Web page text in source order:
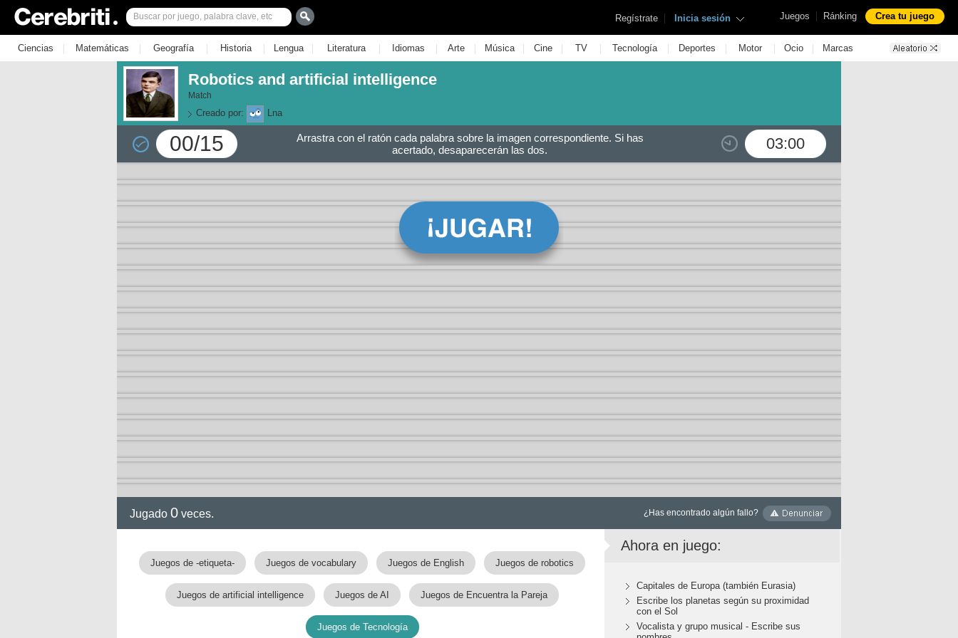
Juegos | Ránking Crea tu juego
Regístrate | Inicia sesión
Ciencias | Matemáticas | Geografía | Historia | Lengua | Literatura | Idiomas | Arte | Música | Cine | TV | Tecnología | Deportes | Motor | Ocio | Marcas
Robotics and artificial intelligence
Match
Creado por: Lna
00/15 03:00
Arrastra con el ratón cada palabra sobre la imagen correspondiente. Si has
acertado, desaparecerán las dos.
Jugado 0 veces. ¿Has encontrado algún fallo?
Juegos de -etiqueta- Juegos de vocabulary Juegos de English Juegos de robotics
Juegos de artificial intelligence Juegos de AI Juegos de Encuentra la Pareja
Juegos de Tecnología
Ahora en juego:
Capitales de Europa (también Eurasia)
Escribe los planetas según su proximidad
con el Sol
Vocalista y grupo musical - Escribe sus